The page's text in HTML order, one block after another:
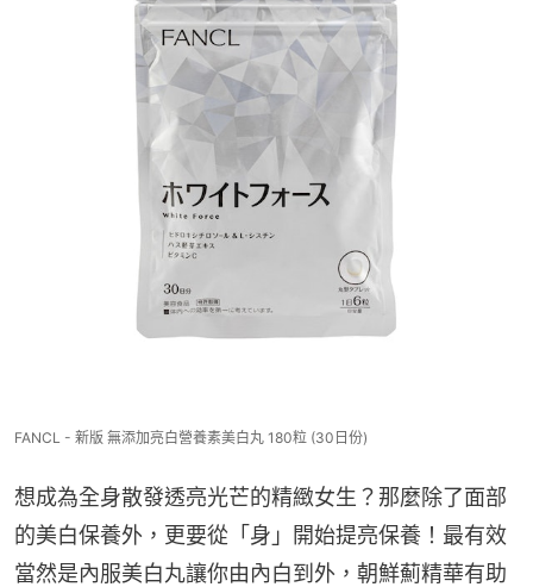
FANCL - 新版 無添加亮白營養素美白丸 180粒 (30日份)
想成為全身散發透亮光芒的精緻女生？那麼除了面部
的美白保養外，更要從「身」開始提亮保養！最有效
當然是內服美白丸讓你由內白到外，朝鮮薊精華有助